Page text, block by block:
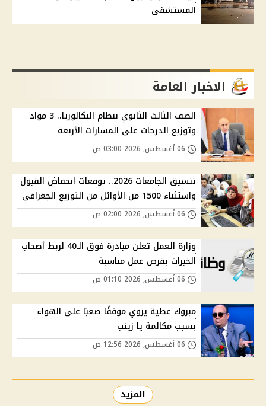
المستشفى
الاخبار العامة
الصف الثالث الثانوي بنظام البكالوريا.. 3 مواد
وتوزيع الدرجات على المسارات الأربعة
تنسيق الجامعات 2026.. توقعات انخفاض القبول
واستثناء 1500 من الأوائل من التوزيع الجغرافي
وزارة العمل تعلن مبادرة فوق الـ40 لربط أصحاب
الخبرات بفرص عمل مناسبة
مبروك عطية يروي موقفًا صعبًا على الهواء
بسبب مكالمة يا زينب
المزيد